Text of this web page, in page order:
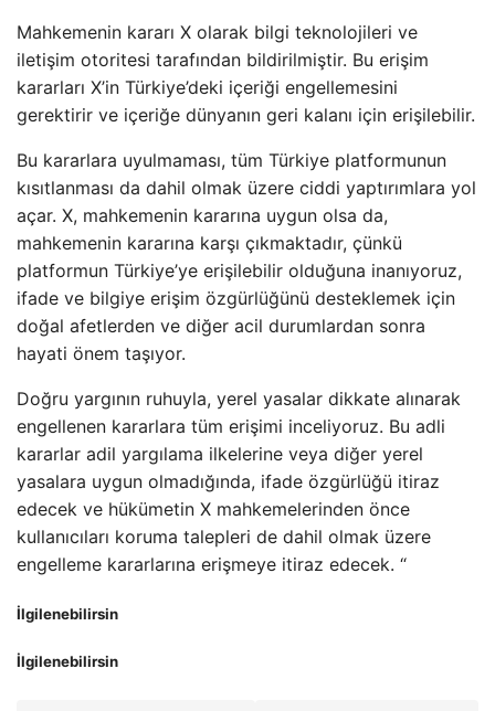
Mahkemenin kararı X olarak bilgi teknolojileri ve
iletişim otoritesi tarafından bildirilmiştir. Bu erişim
kararları X’in Türkiye’deki içeriği engellemesini
gerektirir ve içeriğe dünyanın geri kalanı için erişilebilir.
Bu kararlara uyulmaması, tüm Türkiye platformunun
kısıtlanması da dahil olmak üzere ciddi yaptırımlara yol
açar. X, mahkemenin kararına uygun olsa da,
mahkemenin kararına karşı çıkmaktadır, çünkü
platformun Türkiye’ye erişilebilir olduğuna inanıyoruz,
ifade ve bilgiye erişim özgürlüğünü desteklemek için
doğal afetlerden ve diğer acil durumlardan sonra
hayati önem taşıyor.
Doğru yargının ruhuyla, yerel yasalar dikkate alınarak
engellenen kararlara tüm erişimi inceliyoruz. Bu adli
kararlar adil yargılama ilkelerine veya diğer yerel
yasalara uygun olmadığında, ifade özgürlüğü itiraz
edecek ve hükümetin X mahkemelerinden önce
kullanıcıları koruma talepleri de dahil olmak üzere
engelleme kararlarına erişmeye itiraz edecek. “
İlgilenebilirsin
İlgilenebilirsin